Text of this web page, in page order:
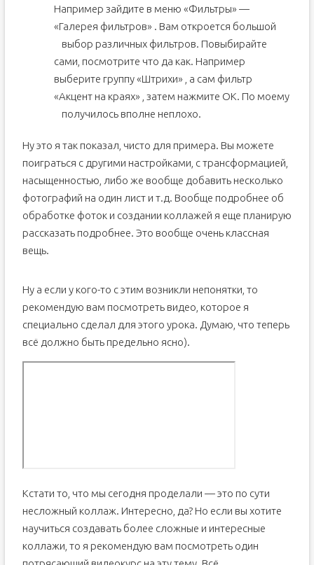
Например зайдите в меню «Фильтры» —
«Галерея фильтров» . Вам откроется большой
выбор различных фильтров. Повыбирайте
сами, посмотрите что да как. Например
выберите группу «Штрихи» , а сам фильтр
«Акцент на краях» , затем нажмите ОК. По моему
получилось вполне неплохо.
Ну это я так показал, чисто для примера. Вы можете
поиграться с другими настройками, с трансформацией,
насыщенностью, либо же вообще добавить несколько
фотографий на один лист и т.д. Вообще подробнее об
обработке фоток и создании коллажей я еще планирую
рассказать подробнее. Это вообще очень классная
вещь.
Ну а если у кого-то с этим возникли непонятки, то
рекомендую вам посмотреть видео, которое я
специально сделал для этого урока. Думаю, что теперь
всё должно быть предельно ясно).
Кстати то, что мы сегодня проделали — это по сути
несложный коллаж. Интересно, да? Но если вы хотите
научиться создавать более сложные и интересные
коллажи, то я рекомендую вам посмотреть один